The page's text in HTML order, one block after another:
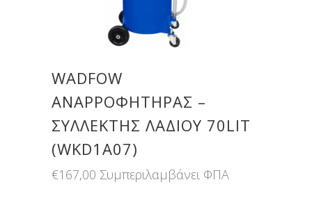
WADFOW
ΑΝΑΡΡΟΦΗΤΗΡΑΣ –
ΣΥΛΛΕΚΤΗΣ ΛΑΔΙΟΥ 70LIT
(WKD1A07)
€167,00 Συμπεριλαμβάνει ΦΠΑ